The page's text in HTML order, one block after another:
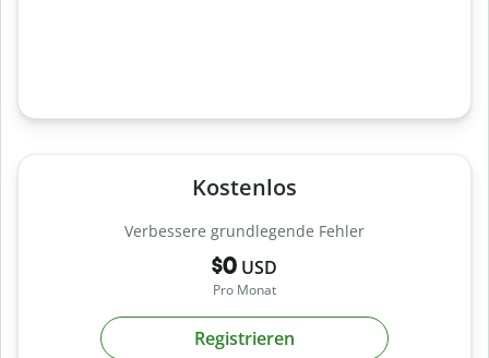
Kostenlos
Verbessere grundlegende Fehler
$0 USD
Pro Monat
Registrieren